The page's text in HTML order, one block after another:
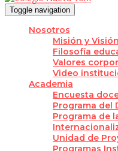
Toggle navigation
Nosotros
Misión y Visión
Filosofía
Valores
Video
Academia
Encuesta
Programa del
Programa de
Unidad de
Programas